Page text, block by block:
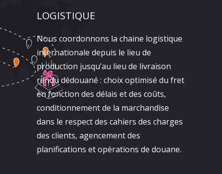
LOGISTIQUE
Nous coordonnons la chaine logistique
internationale depuis le lieu de
production jusqu’au lieu de livraison
rendu dédouané : choix optimisé du fret
en fonction des délais et des coûts,
conditionnement de la marchandise
dans le respect des cahiers des charges
des clients, agencement des
planifications et opérations de douane.